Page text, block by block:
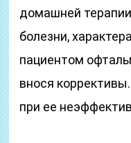
домашней
болезни,
пациентом
внося
при ее